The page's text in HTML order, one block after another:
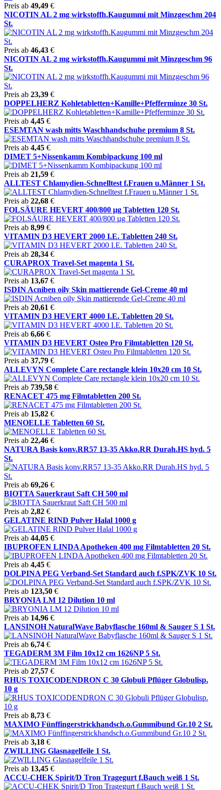
Preis ab 49,49 €
NICOTIN AL 2 mg wirkstoffh.Kaugummi mit Minzgeschm 204
St.
Preis ab 46,43 €
NICOTIN AL 2 mg wirkstoffh.Kaugummi mit Minzgeschm 96
St.
Preis ab 23,39 €
DOPPELHERZ Kohletabletten+Kamille+Pfefferminze 30 St.
Preis ab 4,45 €
ESEMTAN wash mitts Waschhandschuhe premium 8 St.
Preis ab 4,45 €
DIMET 5+Nissenkamm Kombipackung 100 ml
Preis ab 21,59 €
ALLTEST Chlamydien-Schnelltest f.Frauen u.Männer 1 St.
Preis ab 22,68 €
FOLSÄURE HEVERT 400/800 µg Tabletten 120 St.
Preis ab 8,99 €
VITAMIN D3 HEVERT 2000 I.E. Tabletten 240 St.
Preis ab 28,34 €
CURAPROX Travel-Set magenta 1 St.
Preis ab 13,67 €
ISDIN Acniben oily Skin mattierende Gel-Creme 40 ml
Preis ab 20,61 €
VITAMIN D3 HEVERT 4000 I.E. Tabletten 20 St.
Preis ab 6,66 €
VITAMIN D3 HEVERT Osteo Pro Filmtabletten 120 St.
Preis ab 37,79 €
ALLEVYN Complete Care rectangle klein 10x20 cm 10 St.
Preis ab 739,58 €
RENACET 475 mg Filmtabletten 200 St.
Preis ab 15,82 €
MENOELLE Tabletten 60 St.
Preis ab 22,46 €
NATURA Basis konv.RR57 13-35 Akko.RR Durah.HS hyd. 5
St.
Preis ab 69,26 €
BIOTTA Sauerkraut Saft CH 500 ml
Preis ab 2,82 €
GELATINE RIND Pulver Halal 1000 g
Preis ab 44,05 €
IBUPROFEN LINDA Apotheken 400 mg Filmtabletten 20 St.
Preis ab 4,45 €
DOLPINA PEG Verband-Set Standard auch f.SPK/ZVK 10 St.
Preis ab 123,50 €
BRYONIA LM 12 Dilution 10 ml
Preis ab 14,96 €
LANSINOH NaturalWave Babyflasche 160ml & Sauger S 1 St.
Preis ab 6,74 €
TEGADERM 3M Film 10x12 cm 1626NP 5 St.
Preis ab 27,57 €
RHUS TOXICODENDRON C 30 Globuli Pflüger Globulisp.
10 g
Preis ab 8,73 €
MAXIMO Fünffingerstrickhandsch.o.Gummibund Gr.10 2 St.
Preis ab 3,18 €
ZWILLING Glasnagelfeile 1 St.
Preis ab 13,45 €
ACCU-CHEK Spirit/D Tron Tragegurt f.Bauch weiß 1 St.